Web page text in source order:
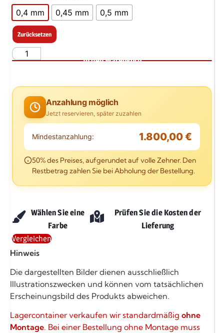
0,4 mm 0,45 mm 0,5 mm
Zurücksetzen
In den Warenkorb
Anzahlung möglich
Jetzt reservieren, später zuzahlen
Mindestanzahlung: 1.800,00 €
50% des Preises, aufgerundet auf volle Zehner. Den
Restbetrag zahlen Sie bei Abholung der Bestellung.
Wählen Sie eine
Farbe
Prüfen Sie die Kosten der
Lieferung
Vergleichen
Hinweis
Die dargestellten Bilder dienen ausschließlich
Illustrationszwecken und können vom tatsächlichen
Erscheinungsbild des Produkts abweichen.
Lagercontainer verkaufen wir standardmäßig ohne
Montage. Bei einer Bestellung ohne Montage muss